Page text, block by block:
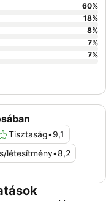
Tisztaság•9,1
létesítmény•8,2
60%
18%
8%
7%
7%